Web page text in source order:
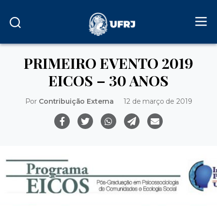
PRIMEIRO EVENTO 2019
EICOS – 30 ANOS
Por Contribuição Externa 12 de março de 2019